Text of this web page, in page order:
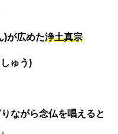
)が広めた浄土真宗
ゅう)
ながら念仏を唱えると